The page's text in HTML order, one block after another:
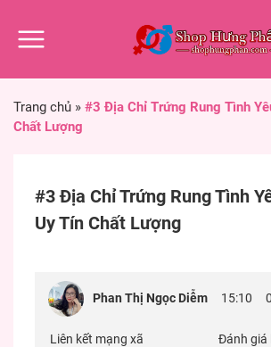
Trang chủ » #3 Địa Chỉ Trứng Rung Tình
Chất Lượng
#3 Địa Chỉ Trứng Rung Tình
Uy Tín Chất Lượng
Phan Thị Ngọc Diễm 15:10
Liên kết mạng xã
Đánh giá